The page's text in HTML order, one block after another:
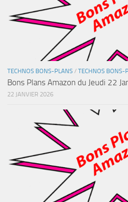
TECHNOS BONS-PLANS / TECHNOS BONS-
Bons Plans Amazon du Jeudi 22
22 JANVIER 2026